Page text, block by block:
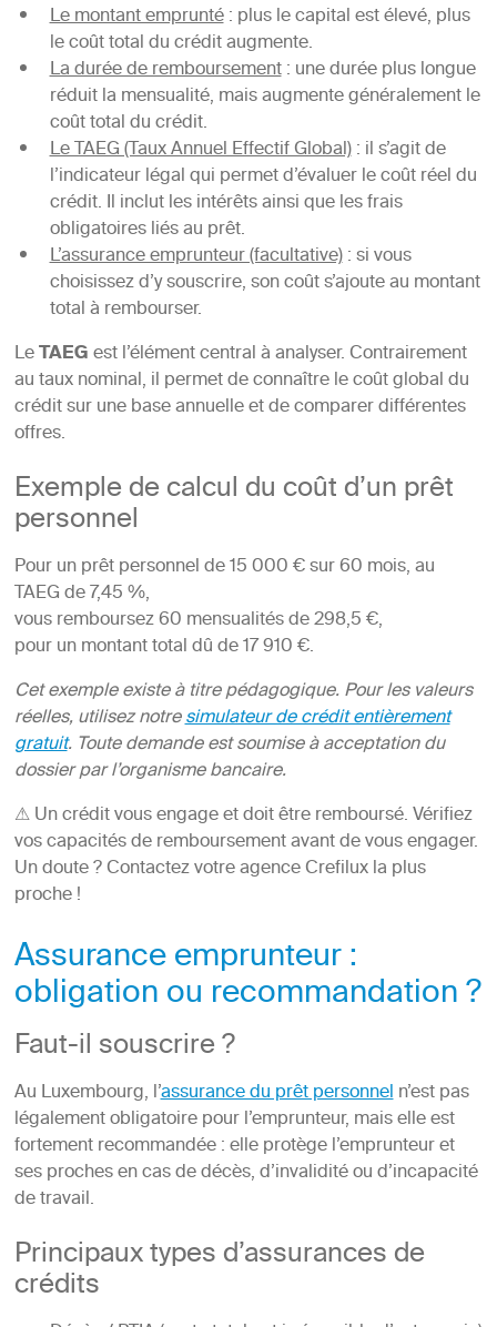
Le montant emprunté: plus le capital est élevé, plus
le coût total du crédit augmente.
La durée de remboursement: une durée plus longue
réduit la mensualité, mais augmente généralement le
coût total du crédit.
Le TAEG (Taux Annuel Effectif Global): il s’agit de
l’indicateur légal qui permet d’évaluer le coût réel du
crédit. Il inclut les intérêts ainsi que les frais
obligatoires liés au prêt.
L’assurance emprunteur (facultative): si vous
choisissez d’y souscrire, son coût s’ajoute au montant
total à rembourser.
LeTAEGest l’élément central à analyser. Contrairement
au taux nominal, il permet de connaître le coût global du
crédit sur une base annuelle et de comparer différentes
offres.
Exemple de calcul du coût d’un prêt
personnel
Pour un prêt personnel de 15 000 € sur 60 mois, au
TAEG de7,45%,
vous remboursez 60 mensualités de298,5€,
pour un montant total dû de 17 910 €.
Cet exemple existe à titre pédagogique. Pour les valeurs
réelles, utilisez notresimulateur de crédit entièrement
gratuit. Toute demande est soumise à acceptation du
dossier par l’organisme bancaire.
⚠ Un crédit vous engage et doit être remboursé. Vérifiez
vos capacités de remboursement avant de vous engager.
Un doute ? Contactez votre agence Crefilux la plus
proche !
Assurance emprunteur :
obligation ou recommandation ?
Faut-il souscrire ?
Au Luxembourg, l’assurance du prêt personneln’est pas
légalement obligatoire pour l’emprunteur, mais elle est
fortement recommandée : elle protège l’emprunteur et
ses proches en cas de décès, d’invalidité ou d’incapacité
de travail.
Principaux types d’assurances de
crédits